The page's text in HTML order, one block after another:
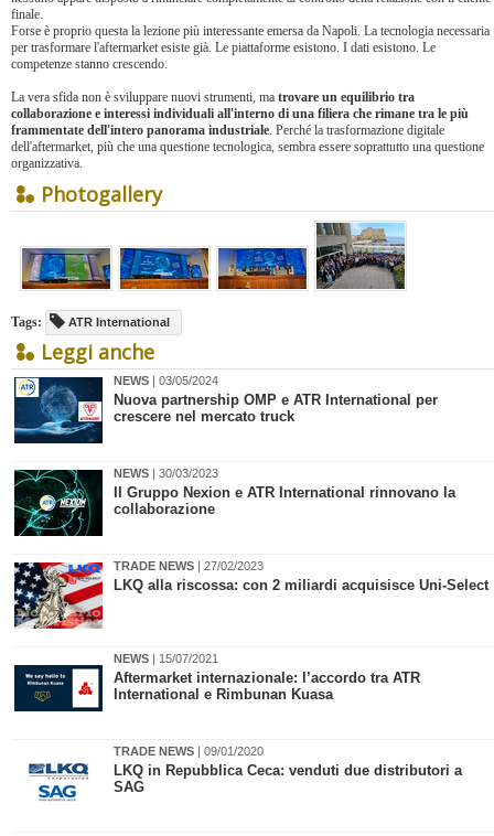
finale.
Forse è proprio questa la lezione più interessante emersa da Napoli. La tecnologia necessaria
per trasformare l'aftermarket esiste già. Le piattaforme esistono. I dati esistono. Le
competenze stanno crescendo.
La vera sfida non è sviluppare nuovi strumenti, ma trovare un equilibrio tra
collaborazione e interessi individuali all'interno di una filiera che rimane tra le più
frammentate dell'intero panorama industriale. Perché la trasformazione digitale
dell'aftermarket, più che una questione tecnologica, sembra essere soprattutto una questione
organizzativa.
Photogallery
Tags: ATR International
Leggi anche
NEWS | 03/05/2024
Nuova partnership OMP e ATR International per
crescere nel mercato truck
NEWS | 30/03/2023
Il Gruppo Nexion e ATR International rinnovano la
collaborazione
TRADE NEWS | 27/02/2023
LKQ alla riscossa: con 2 miliardi acquisisce Uni-Select
NEWS | 15/07/2021
​Aftermarket internazionale: l’accordo tra ATR
International e Rimbunan Kuasa
TRADE NEWS | 09/01/2020
​LKQ in Repubblica Ceca: venduti due distributori a
SAG